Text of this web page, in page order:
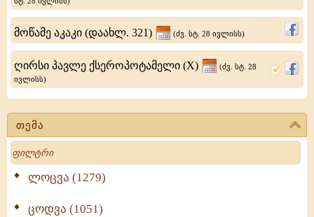
თემა
Search
ლოცვა (1279)
ცოდვა (1051)
მოწამე აკაკი (დაახლ. 321) (ძვ. სტ. 28 ივლისს)
ღირსი პავლე ქსეროპოტამელი (X)
(ძვ. სტ. 28
ივლისს)